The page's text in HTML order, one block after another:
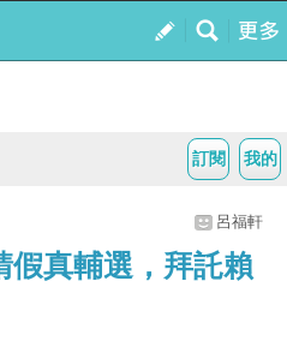
我的
訂閱
呂福軒
假真輔選，拜託賴